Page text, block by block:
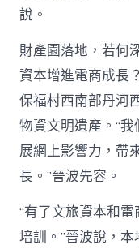
說。
財產園落地，若何
資本增進電商成長
保福村西南部丹河
物資文明遺產。“
展網上影響力，帶
長。”晉波先容。
“有了文旅資本和
培訓。”晉波說，